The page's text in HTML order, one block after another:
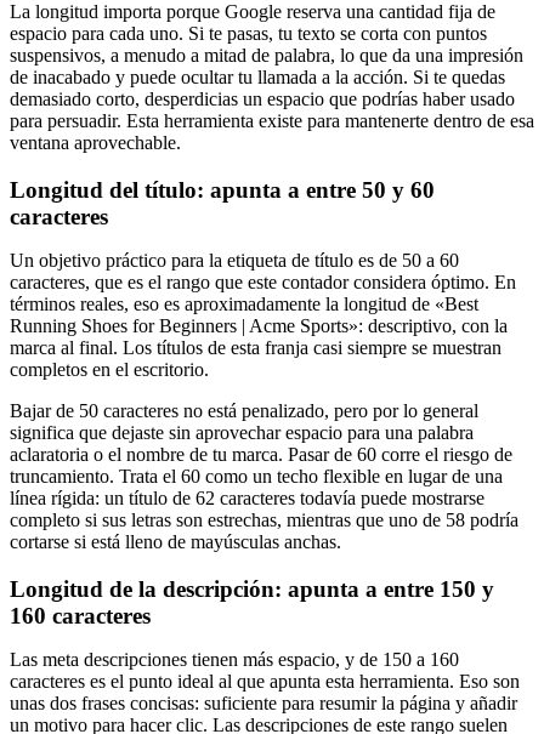
La longitud importa porque Google reserva una cantidad fija de
espacio para cada uno. Si te pasas, tu texto se corta con puntos
suspensivos, a menudo a mitad de palabra, lo que da una impresión
de inacabado y puede ocultar tu llamada a la acción. Si te quedas
demasiado corto, desperdicias un espacio que podrías haber usado
para persuadir. Esta herramienta existe para mantenerte dentro de esa
ventana aprovechable.
Longitud del título: apunta a entre 50 y 60
caracteres
Un objetivo práctico para la etiqueta de título es de 50 a 60
caracteres, que es el rango que este contador considera óptimo. En
términos reales, eso es aproximadamente la longitud de «Best
Running Shoes for Beginners | Acme Sports»: descriptivo, con la
marca al final. Los títulos de esta franja casi siempre se muestran
completos en el escritorio.
Bajar de 50 caracteres no está penalizado, pero por lo general
significa que dejaste sin aprovechar espacio para una palabra
aclaratoria o el nombre de tu marca. Pasar de 60 corre el riesgo de
truncamiento. Trata el 60 como un techo flexible en lugar de una
línea rígida: un título de 62 caracteres todavía puede mostrarse
completo si sus letras son estrechas, mientras que uno de 58 podría
cortarse si está lleno de mayúsculas anchas.
Longitud de la descripción: apunta a entre 150 y
160 caracteres
Las meta descripciones tienen más espacio, y de 150 a 160
caracteres es el punto ideal al que apunta esta herramienta. Eso son
unas dos frases concisas: suficiente para resumir la página y añadir
un motivo para hacer clic. Las descripciones de este rango suelen